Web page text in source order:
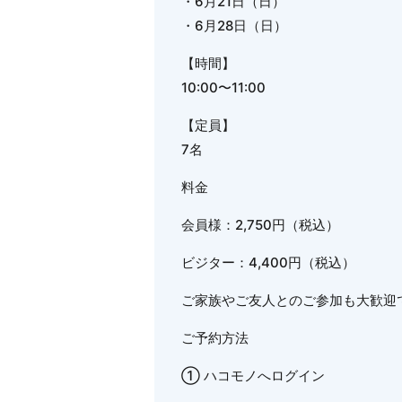
・6月28日（日）
【時間】
10:00〜11:00
【定員】
7名
料金
会員様：2,750円（税込）
ビジター：4,400円（税込）
ご家族やご友人とのご参加も大歓迎
ご予約方法
① ハコモノへログイン